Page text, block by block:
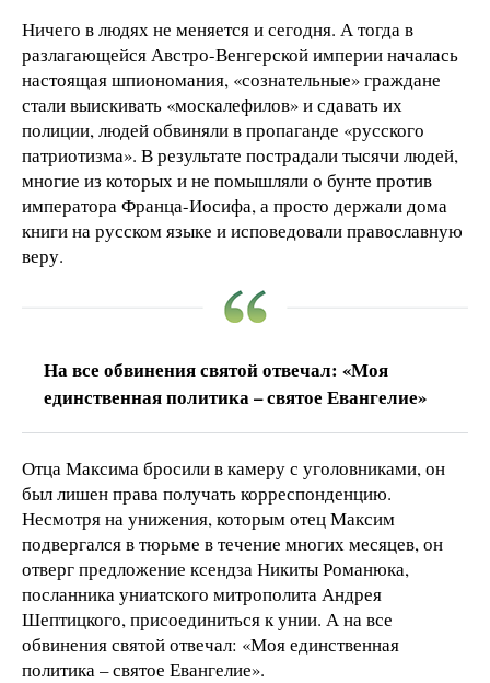
Ничего в людях не меняется и сегодня. А тогда в
разлагающейся Австро-Венгерской империи началась
настоящая шпиономания, «сознательные» граждане
стали выискивать «москалефилов» и сдавать их
полиции, людей обвиняли в пропаганде «русского
патриотизма». В результате пострадали тысячи людей,
многие из которых и не помышляли о бунте против
императора Франца-Иосифа, а просто держали дома
книги на русском языке и исповедовали православную
веру.
На все обвинения святой отвечал: «Моя
единственная политика – святое Евангелие»
Отца Максима бросили в камеру с уголовниками, он
был лишен права получать корреспонденцию.
Несмотря на унижения, которым отец Максим
подвергался в тюрьме в течение многих месяцев, он
отверг предложение ксендза Никиты Романюка,
посланника униатского митрополита Андрея
Шептицкого, присоединиться к унии. А на все
обвинения святой отвечал: «Моя единственная
политика – святое Евангелие».